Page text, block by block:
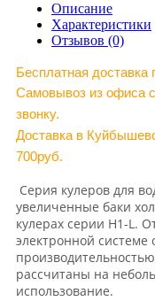
Описание
Характеристики
Отзывов (0)
Бесплатная доставка
Самовывоз из офиса
звонку.
Доставка в
700руб.
Серия кулеров для
увеличенные баки
кулерах серии H1-L.
электронной
рассчитаны на
использование.